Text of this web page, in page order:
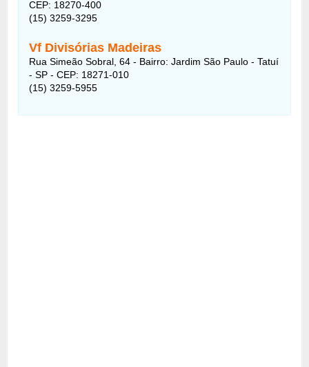
CEP: 18270-400
(15) 3259-3295
Vf Divisórias Madeiras
Rua Simeão Sobral, 64 - Bairro: Jardim São Paulo - Tatuí
- SP - CEP: 18271-010
(15) 3259-5955